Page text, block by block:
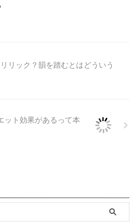
リック？韻を踏むとはどういう
ット効果があるって本